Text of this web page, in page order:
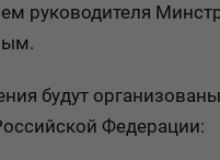
руководителя
будут
Федерации: